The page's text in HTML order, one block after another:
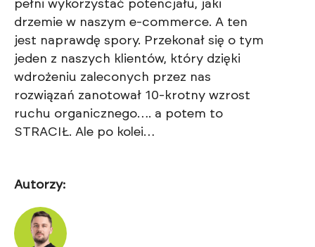
pełni wykorzystać potencjału, jaki
drzemie w naszym e-commerce. A ten
jest naprawdę spory. Przekonał się o tym
jeden z naszych klientów, który dzięki
wdrożeniu zaleconych przez nas
rozwiązań zanotował 10-krotny wzrost
ruchu organicznego…. a potem to
STRACIŁ. Ale po kolei…
Autorzy: